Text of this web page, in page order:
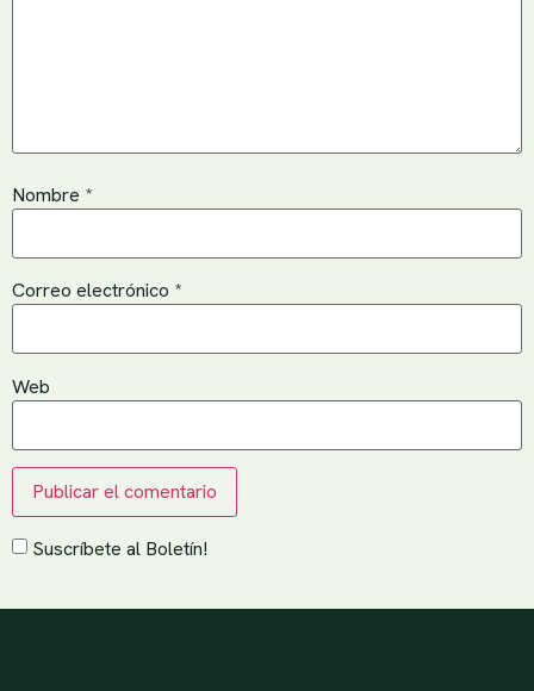
Nombre *
Correo electrónico *
Web
Suscríbete al Boletín!